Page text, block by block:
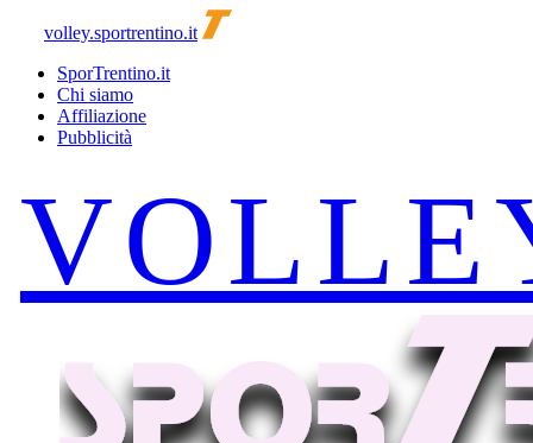
volley.sportrentino.it
SporTrentino.it
Chi siamo
Affiliazione
Pubblicità